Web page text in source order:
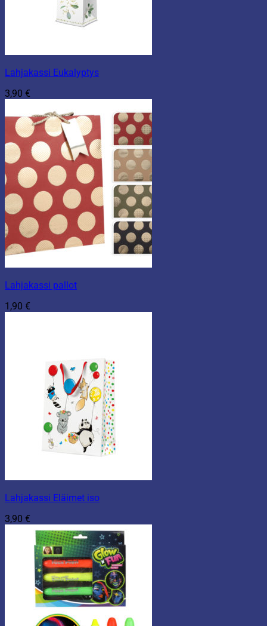
Lahjakassi Eukalyptys
3,90 €
Lahjakassi pallot
1,90 €
Lahjakassi Eläimet iso
3,90 €